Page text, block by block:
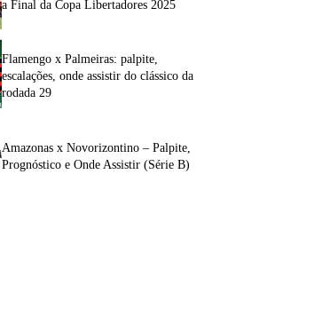
a Final da Copa Libertadores 2025
Flamengo x Palmeiras: palpite,
escalações, onde assistir do clássico da
rodada 29
Amazonas x Novorizontino – Palpite,
Prognóstico e Onde Assistir (Série B)